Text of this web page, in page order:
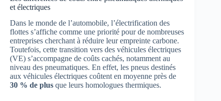
et électriques
Dans le monde de l’automobile, l’électrification des
flottes s’affiche comme une priorité pour de nombreuses
entreprises cherchant à réduire leur empreinte carbone.
Toutefois, cette transition vers des véhicules électriques
(VE) s’accompagne de coûts cachés, notamment au
niveau des pneumatiques. En effet, les pneus destinés
aux véhicules électriques coûtent en moyenne près de
30 % de plus que leurs homologues thermiques.